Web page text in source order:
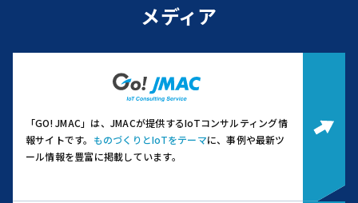
メディア
「GO! JMAC」は、JMACが提供するIoTコンサルティング情
報サイトです。 ものづくりとIoTをテーマに、事例や最新ツ
ール情報を豊富に掲載しています。